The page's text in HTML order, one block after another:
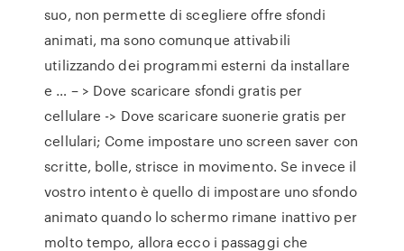
suo, non permette di scegliere offre sfondi
animati, ma sono comunque attivabili
utilizzando dei programmi esterni da installare
e … – > Dove scaricare sfondi gratis per
cellulare -> Dove scaricare suonerie gratis per
cellulari; Come impostare uno screen saver con
scritte, bolle, strisce in movimento. Se invece il
vostro intento è quello di impostare uno sfondo
animato quando lo schermo rimane inattivo per
molto tempo, allora ecco i passaggi che